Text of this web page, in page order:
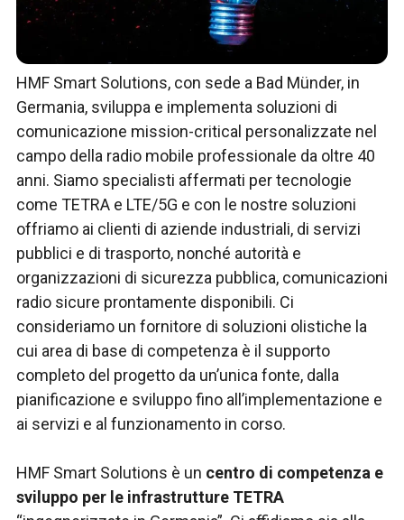
HMF Smart Solutions, con sede a Bad Münder, in
Germania, sviluppa e implementa soluzioni di
comunicazione mission-critical personalizzate nel
campo della radio mobile professionale da oltre 40
anni. Siamo specialisti affermati per tecnologie
come TETRA e LTE/5G e con le nostre soluzioni
offriamo ai clienti di aziende industriali, di servizi
pubblici e di trasporto, nonché autorità e
organizzazioni di sicurezza pubblica, comunicazioni
radio sicure prontamente disponibili. Ci
consideriamo un fornitore di soluzioni olistiche la
cui area di base di competenza è il supporto
completo del progetto da un’unica fonte, dalla
pianificazione e sviluppo fino all’implementazione e
ai servizi e al funzionamento in corso.
HMF Smart Solutions è un centro di competenza e
sviluppo per le infrastrutture TETRA